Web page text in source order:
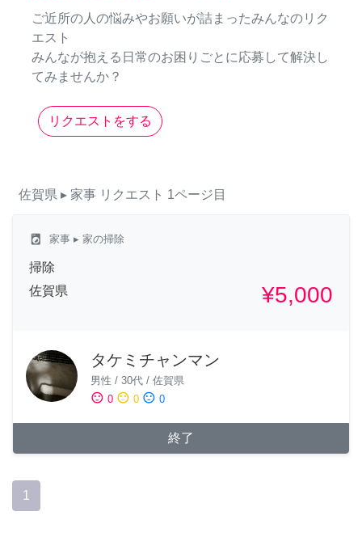
ご近所の人の悩みやお願いが詰まったみんなのリク
エスト
みんなが抱える日常のお困りごとに応募して解決し
てみませんか？
リクエストをする
佐賀県 ▸ 家事 リクエスト 1ページ目
local_laundry_service 家事 ▸ 家の掃除
掃除
佐賀県
¥5,000
タケミチャンマン
男性 / 30代 / 佐賀県
sentiment_satisfied 0 sentiment_neutral 0 sentiment_dissatisfied 0
終了
1